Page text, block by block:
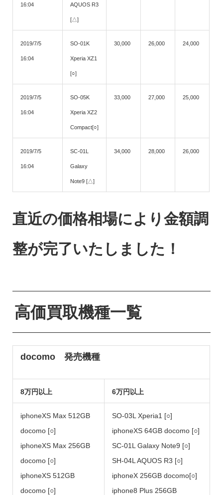
16:04 AQUOS R3
[△]
2019/7/5
16:04
SO-01K
Xperia XZ1
[○]
30,000 26,000 24,000
2019/7/5
16:04
SO-05K
Xperia XZ2
Compact[○]
33,000 27,000 25,000
2019/7/5
16:04
SC-01L
Galaxy
Note9 [△]
34,000 28,000 26,000
直近の価格相場により金額調
整が完了いたしました！
高価買取機種一覧
docomo 発売機種
8万円以上 6万円以上
iphoneXS Max 512GB
docomo [○]
iphoneXS Max 256GB
docomo [○]
iphoneXS 512GB
docomo [○]
SO-03L Xperia1 [○]
iphoneXS 64GB docomo [○]
SC-01L Galaxy Note9 [○]
SH-04L AQUOS R3 [○]
iphoneX 256GB docomo[○]
iphone8 Plus 256GB